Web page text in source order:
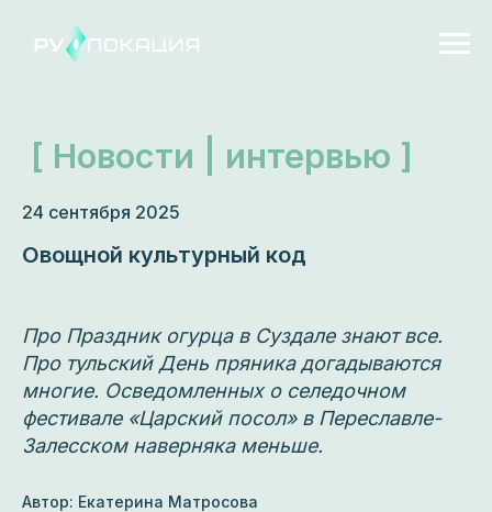
24 сентября 2025
Овощной культурный код
Про Праздник огурца в Суздале знают все.
Про тульский День пряника догадываются
многие. Осведомленных о селедочном
фестивале «Царский посол» в Переславле-
Залесском наверняка меньше.
Автор: Екатерина Матросова